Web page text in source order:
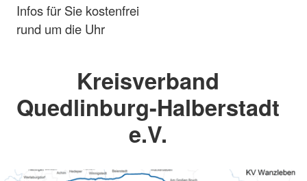
Infos für Sie kostenfrei
rund um die Uhr
Kreisverband
Quedlinburg-Halberstadt
e.V.